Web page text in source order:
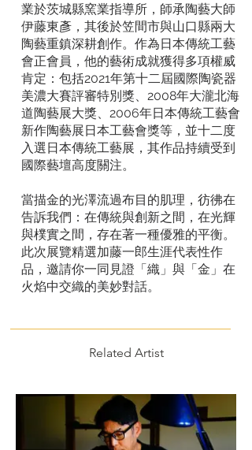
業於茨城縣窯業指導所，師承陶藝大師
伊藤東彥，其後於笠間市與山口縣兩大
陶藝重鎮深耕創作。作為日本傳統工藝
會正會員，他的藝術成就獲得多項權威
肯定：包括2021年第十二屆國際陶瓷器
美濃大賽評審特別獎、2008年大瀧北海
道陶藝展大獎、2006年日本傳統工藝會
新作陶藝展日本工藝會獎等，並十二度
入選日本傳統工藝展，其作品持續受到
國際藝壇高度關注。
當描金的光澤流過布目的肌理，彷彿在
告訴我們：在傳統與創新之間，在光輝
與樸實之間，存在著一種優雅的平衡。
此次展覽精選加藤一郎生涯代表性作
品，邀請你一同見證「織」與「金」在
火焰中交織的美妙對話。
Related Artist